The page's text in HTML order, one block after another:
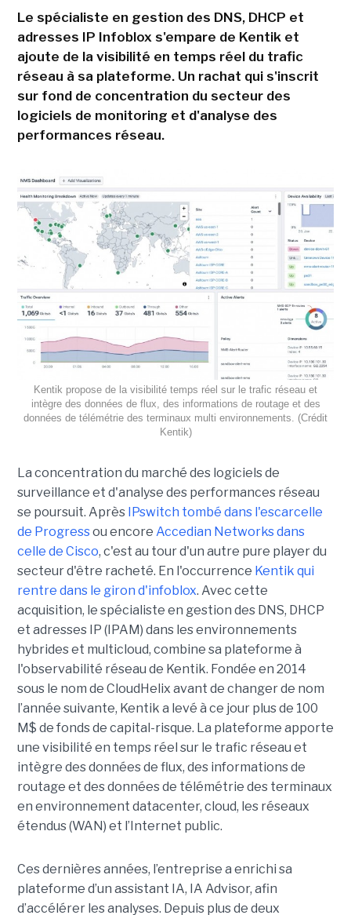
Le spécialiste en gestion des DNS, DHCP et
adresses IP Infoblox s'empare de Kentik et
ajoute de la visibilité en temps réel du trafic
réseau à sa plateforme. Un rachat qui s'inscrit
sur fond de concentration du secteur des
logiciels de monitoring et d'analyse des
performances réseau.
Kentik propose de la visibilité temps réel sur le trafic réseau et
intègre des données de flux, des informations de routage et des
données de télémétrie des terminaux multi environnements. (Crédit
Kentik)
La concentration du marché des logiciels de
surveillance et d'analyse des performances réseau
se poursuit. Après IPswitch tombé dans l'escarcelle
de Progressou encore Accedian Networks dans
celle de Cisco, c'est au tour d'un autre pure player du
secteur d'être racheté. En l'occurrence Kentik qui
rentre dans le giron d'infoblox. Avec cette
acquisition, le spécialiste en gestion des DNS, DHCP
et adresses IP (IPAM) dans les environnements
hybrides et multicloud, combine sa plateforme à
l'observabilité réseau de Kentik. Fondée en 2014
sous le nom de CloudHelix avant de changer de nom
l’année suivante, Kentik a levé à ce jour plus de 100
M$ de fonds de capital-risque. La plateforme apporte
une visibilité en temps réel sur le trafic réseau et
intègre des données de flux, des informations de
routage et des données de télémétrie des terminaux
en environnement datacenter, cloud, les réseaux
étendus (WAN) et l’Internet public.
Ces dernières années, l’entreprise a enrichi sa
plateforme d’un assistant IA, IA Advisor, afin
d’accélérer les analyses. Depuis plus de deux